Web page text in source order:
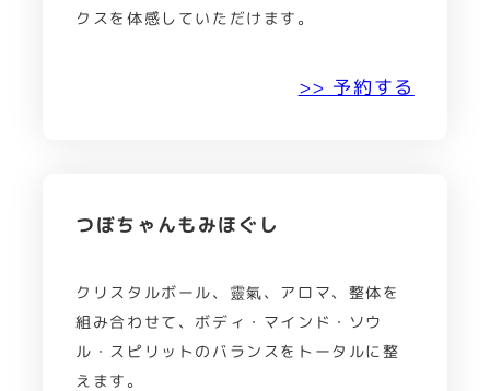
クスを体感していただけます。
>> 予約する
つぼちゃんもみほぐし
クリスタルボール、靈氣、アロマ、整体を
組み合わせて、ボディ・マインド・ソウ
ル・スピリットのバランスをトータルに整
えます。